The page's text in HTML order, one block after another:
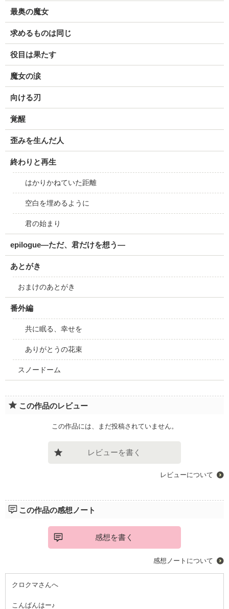
最奥の魔女
求めるものは同じ
役目は果たす
魔女の涙
向ける刃
覚醒
歪みを生んだ人
終わりと再生
はかりかねていた距離
空白を埋めるように
君の始まり
epilogue―ただ、君だけを想う―
あとがき
おまけのあとがき
番外編
共に眠る、幸せを
ありがとうの花束
スノードーム
この作品のレビュー
この作品には、まだ投稿されていません。
レビューを書く
レビューについて
この作品の感想ノート
感想を書く
感想ノートについて
クロクマさんへ
こんばんはー♪